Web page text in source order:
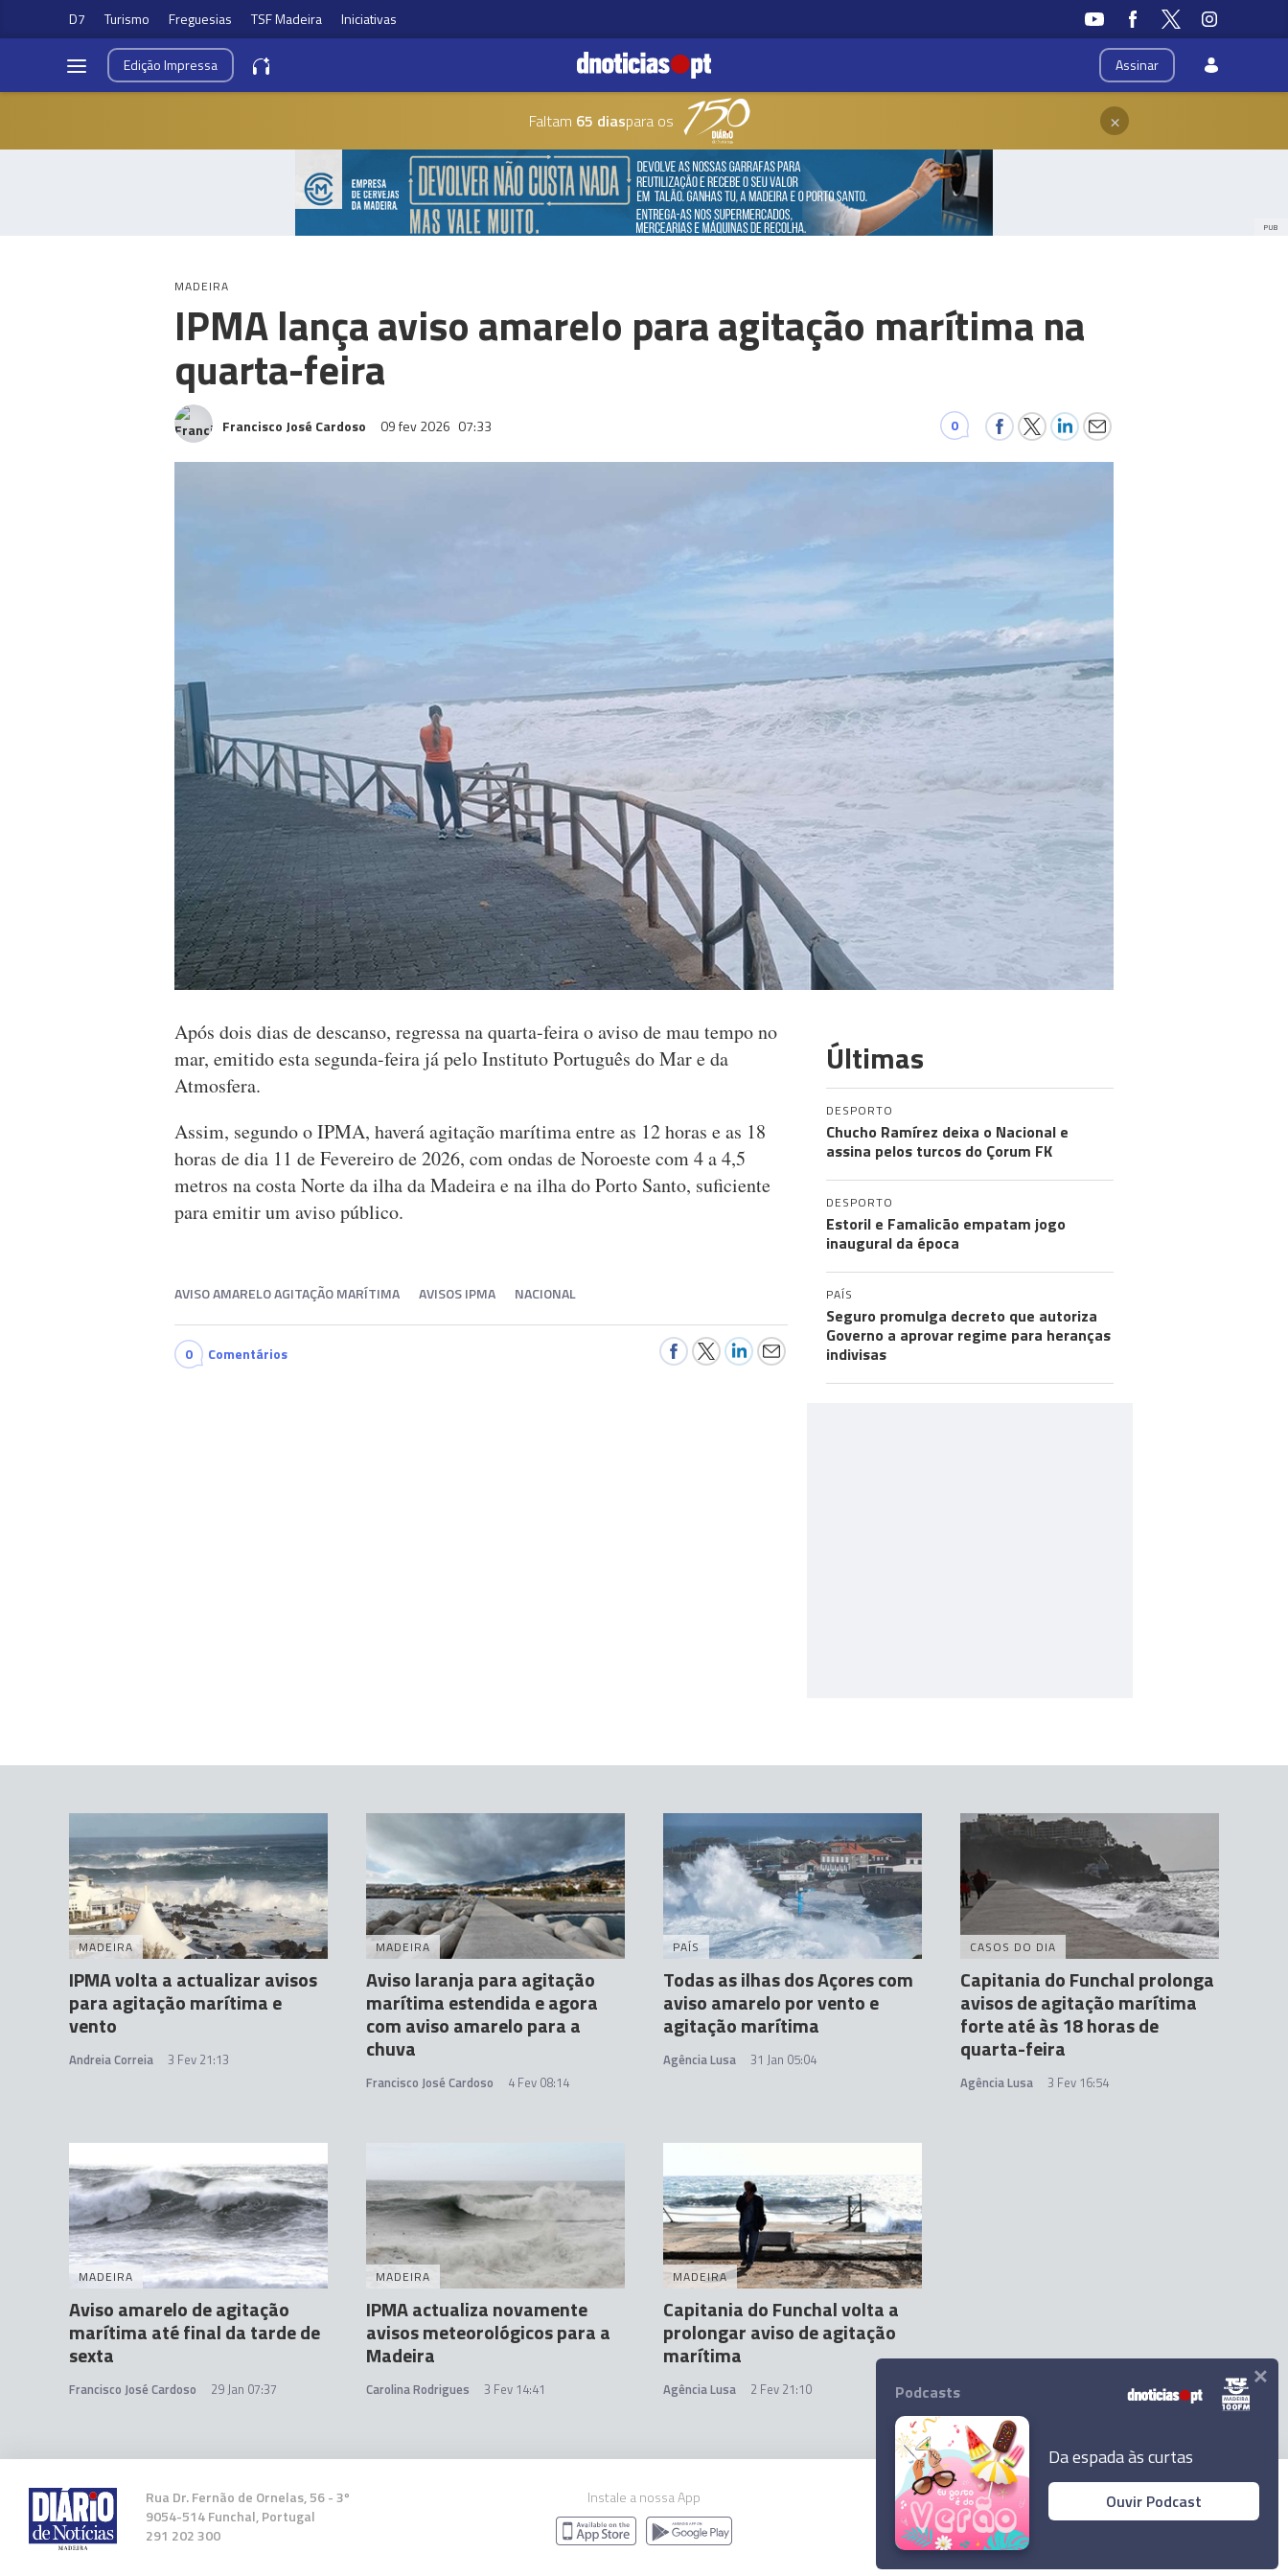
D7 Turismo Freguesias TSF Madeira Iniciativas
Assinar
EdiçãoImpressa
Faltam 65 diaspara os ×
PUB
MADEIRA
IPMA lança aviso amarelo para agitação marítima na
quarta-feira
Francisco José Cardoso 09 fev 2026 07:33 0
Após dois dias de descanso, regressa na quarta-feira o aviso de mau tempo no
mar, emitido esta segunda-feira já pelo Instituto Português do Mar e da
Atmosfera.
Assim, segundo o IPMA, haverá agitação marítima entre as 12 horas e as 18
horas de dia 11 de Fevereiro de 2026, com ondas de Noroeste com 4 a 4,5
metros na costa Norte da ilha da Madeira e na ilha do Porto Santo, suficiente
para emitir um aviso público.
AVISO AMARELO AGITAÇÃO MARÍTIMA AVISOS IPMA NACIONAL
0 Comentários
Últimas
DESPORTO
Chucho Ramírez deixa o Nacional e
assina pelos turcos do Çorum FK
DESPORTO
Estoril e Famalicão empatam jogo
inaugural da época
PAÍS
Seguro promulga decreto que autoriza
Governo a aprovar regime para heranças
indivisas
MADEIRA
IPMA volta a actualizar avisos
para agitação marítima e
vento
Andreia Correia 3 Fev 21:13
MADEIRA
Aviso laranja para agitação
marítima estendida e agora
com aviso amarelo para a
chuva
Francisco José Cardoso 4 Fev 08:14
PAÍS
Todas as ilhas dos Açores com
aviso amarelo por vento e
agitação marítima
Agência Lusa 31 Jan 05:04
CASOS DO DIA
Capitania do Funchal prolonga
avisos de agitação marítima
forte até às 18 horas de
quarta-feira
Agência Lusa 3 Fev 16:54
MADEIRA
Aviso amarelo de agitação
marítima até final da tarde de
sexta
Francisco José Cardoso 29 Jan 07:37
MADEIRA
IPMA actualiza novamente
avisos meteorológicos para a
Madeira
Carolina Rodrigues 3 Fev 14:41
MADEIRA
Capitania do Funchal volta a
prolongar aviso de agitação
marítima
Agência Lusa 2 Fev 21:10
Rua Dr. Fernão de Ornelas, 56 - 3º
9054-514 Funchal, Portugal
291 202 300
Instale a nossa App
© 2026 Empresa Diário de Notícias, Lda.
Podcasts
Da espada às curtas
Ouvir Podcast
×